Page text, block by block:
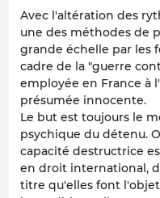
Avec l'altération des
une des méthodes de
grande échelle par les
cadre de la "guerre
employée en France à
présumée innocente.
Le but est toujours le
psychique du détenu.
capacité destructrice
en droit international,
titre qu'elles font